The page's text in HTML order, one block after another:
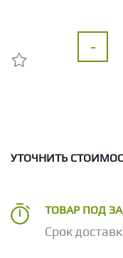
-
УТОЧНИТЬ
ТОВАР ПОД
Срок